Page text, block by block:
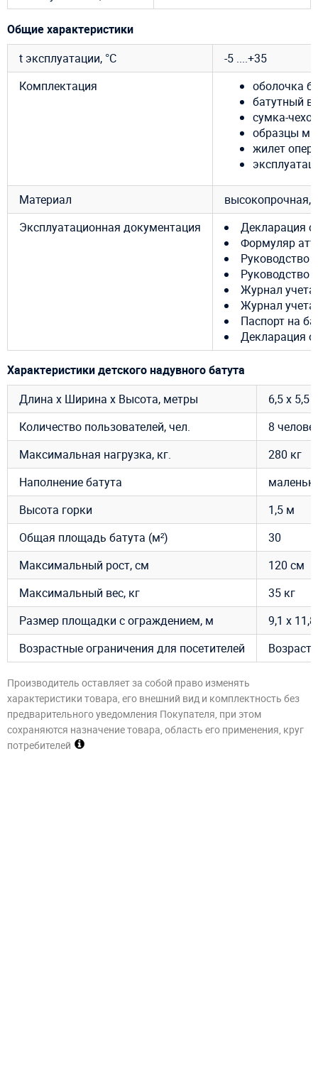
Общие характеристики
t эксплуатации, °C
-5 ....+35
Комплектация
оболочка
батутный
сумка-
образцы
жилет
Материал
высокопрочная,
Эксплуатационная документация
Декларация
Формуляр
Руководство
Руководство
Журнал учета
Журнал учета
Паспорт на
Декларация
Характеристики детского надувного батута
Длина х Ширина х Высота, метры
6,5 х 5,5
Количество пользователей, чел.
8
Максимальная нагрузка, кг.
280 кг
Наполнение батута
Высота горки
1,5 м
Общая площадь батута (м²)
30
Максимальный рост, см
120 см
Максимальный вес, кг
35 кг
Размер площадки с ограждением, м
9,1 х
Возрастные ограничения для посетителей
Возраст
Производитель оставляет за собой право изменять
характеристики товара, его внешний вид и комплектность без
предварительного уведомления Покупателя, при этом
сохраняются назначение товара, область его применения, круг
потребителей